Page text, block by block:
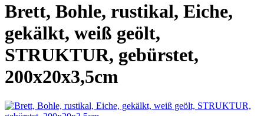
Brett, Bohle, rustikal, Eiche,
gekälkt, weiß geölt,
STRUKTUR, gebürstet,
200x20x3,5cm